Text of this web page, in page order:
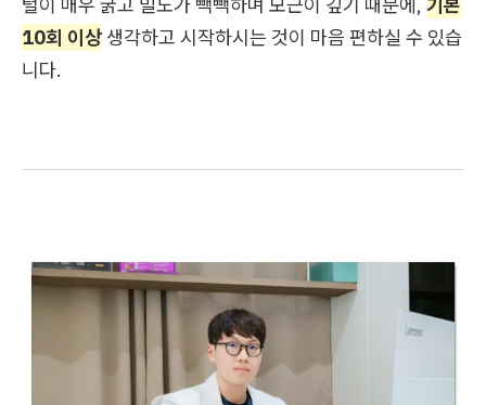
털이 매우 굵고 밀도가 빽빽하며 모근이 깊기 때문에, 기본
10회 이상 생각하고 시작하시는 것이 마음 편하실 수 있습
니다.